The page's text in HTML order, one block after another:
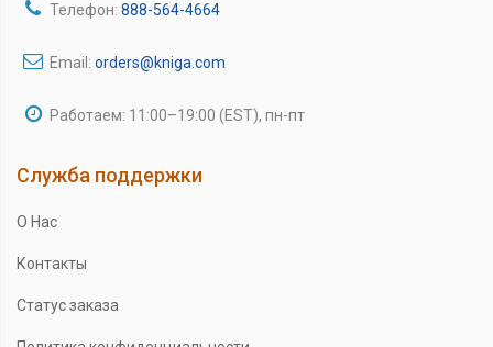
Телефон: 888-564-4664
Email: orders@kniga.com
Работаем: 11:00–19:00 (EST), пн-пт
Служба поддержки
О Нас
Контакты
Статус заказа